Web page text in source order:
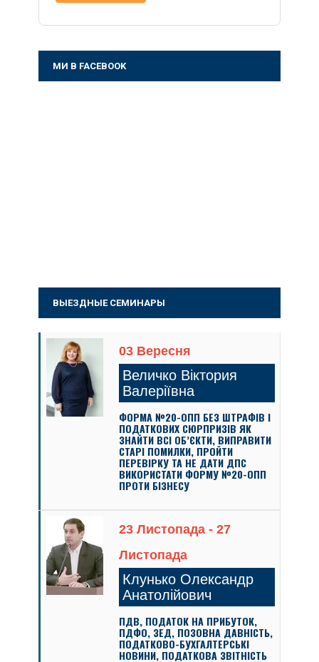
МИ В FACEBOOK
ВЫЕЗДНЫЕ СЕМИНАРЫ
03 Вересня
Величко Віктория
Валеріївна
ФОРМА №20-ОПП БЕЗ ШТРАФІВ І
ПОДАТКОВИХ СЮРПРИЗІВ ЯК
ЗНАЙТИ ВСІ ОБ’ЄКТИ, ВИПРАВИТИ
СТАРІ ПОМИЛКИ, ПРОЙТИ
ПЕРЕВІРКУ ТА НЕ ДАТИ ДПС
ВИКОРИСТАТИ ФОРМУ №20-ОПП
ПРОТИ БІЗНЕСУ
23 Листопада - 27
Листопада
Клунько Олександр
Анатолійович
ПДВ, ПОДАТОК НА ПРИБУТОК,
ПДФО, ЗЕД, ПОЗОВНА ДАВНІСТЬ,
ПОДАТКОВО-БУХГАЛТЕРСЬКІ
НОВИНИ, ПОДАТКОВА ЗВІТНІСТЬ